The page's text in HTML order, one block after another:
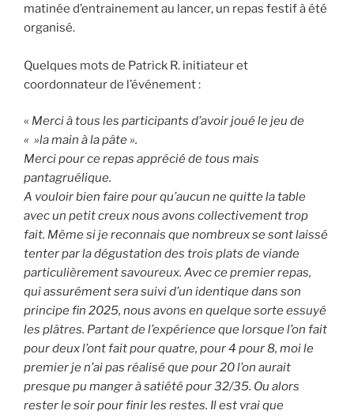
matinée d’entrainement au lancer, un repas festif à été
organisé.
Quelques mots de Patrick R. initiateur et
coordonnateur de l’événement :
« Merci à tous les participants d’avoir joué le jeu de
« »la main à la pâte ».
Merci pour ce repas apprécié de tous mais
pantagruélique.
A vouloir bien faire pour qu’aucun ne quitte la table
avec un petit creux nous avons collectivement trop
fait. Même si je reconnais que nombreux se sont laissé
tenter par la dégustation des trois plats de viande
particulièrement savoureux. Avec ce premier repas,
qui assurément sera suivi d’un identique dans son
principe fin 2025, nous avons en quelque sorte essuyé
les plâtres. Partant de l’expérience que lorsque l’on fait
pour deux l’ont fait pour quatre, pour 4 pour 8, moi le
premier je n’ai pas réalisé que pour 20 l’on aurait
presque pu manger à satiété pour 32/35. Ou alors
rester le soir pour finir les restes. Il est vrai que